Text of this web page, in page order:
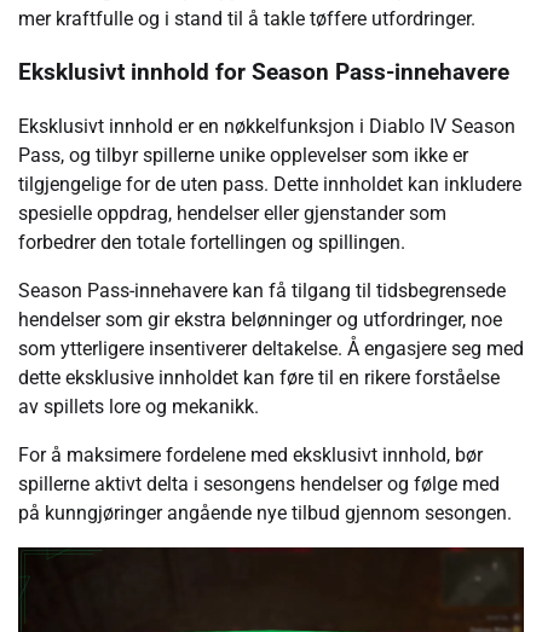
mer kraftfulle og i stand til å takle tøffere utfordringer.
Eksklusivt innhold for Season Pass-innehavere
Eksklusivt innhold er en nøkkelfunksjon i Diablo IV Season
Pass, og tilbyr spillerne unike opplevelser som ikke er
tilgjengelige for de uten pass. Dette innholdet kan inkludere
spesielle oppdrag, hendelser eller gjenstander som
forbedrer den totale fortellingen og spillingen.
Season Pass-innehavere kan få tilgang til tidsbegrensede
hendelser som gir ekstra belønninger og utfordringer, noe
som ytterligere insentiverer deltakelse. Å engasjere seg med
dette eksklusive innholdet kan føre til en rikere forståelse
av spillets lore og mekanikk.
For å maksimere fordelene med eksklusivt innhold, bør
spillerne aktivt delta i sesongens hendelser og følge med
på kunngjøringer angående nye tilbud gjennom sesongen.